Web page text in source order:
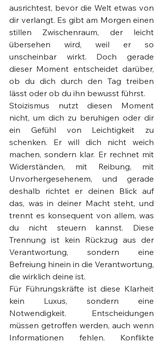
ausrichtest, bevor die Welt etwas von
dir verlangt. Es gibt am Morgen einen
stillen Zwischenraum, der leicht
übersehen wird, weil er so
unscheinbar wirkt. Doch gerade
dieser Moment entscheidet darüber,
ob du dich durch den Tag treiben
lässt oder ob du ihn bewusst führst.
Stoizismus nutzt diesen Moment
nicht, um dich zu beruhigen oder dir
ein Gefühl von Leichtigkeit zu
schenken. Er will dich nicht weich
machen, sondern klar. Er rechnet mit
Widerständen, mit Reibung, mit
Unvorhergesehenem, und gerade
deshalb richtet er deinen Blick auf
das, was in deiner Macht steht, und
trennt es konsequent von allem, was
du nicht steuern kannst. Diese
Trennung ist kein Rückzug aus der
Verantwortung, sondern eine
Befreiung hinein in die Verantwortung,
die wirklich deine ist.
Für Führungskräfte ist diese Klarheit
kein Luxus, sondern eine
Notwendigkeit. Entscheidungen
müssen getroffen werden, auch wenn
Informationen fehlen. Konflikte